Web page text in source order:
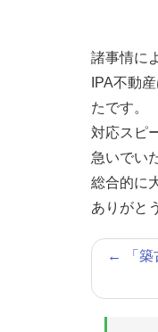
諸事情に
IPA不動
たです。
対応スピ
急いでい
総合的に
ありがと
←
「